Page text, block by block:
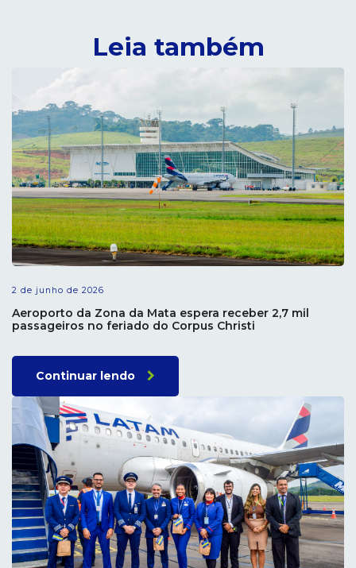
Leia também
2 de junho de 2026
Aeroporto da Zona da Mata espera receber 2,7 mil
passageiros no feriado do Corpus Christi
Continuar lendo